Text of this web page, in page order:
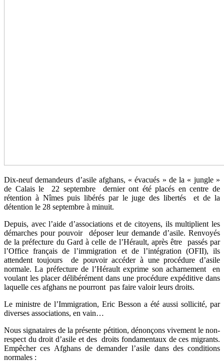
Dix-neuf demandeurs d’asile afghans, « évacués » de la « jungle »
de Calais le 22 septembre dernier ont été placés en centre de
rétention à Nîmes puis libérés par le juge des libertés et de la
détention le 28 septembre à minuit.
Depuis, avec l’aide d’associations et de citoyens, ils multiplient les
démarches pour pouvoir déposer leur demande d’asile. Renvoyés
de la préfecture du Gard à celle de l’Hérault, après être passés par
l’Office français de l’immigration et de l’intégration (OFII), ils
attendent toujours de pouvoir accéder à une procédure d’asile
normale. La préfecture de l’Hérault exprime son acharnement en
voulant les placer délibérément dans une procédure expéditive dans
laquelle ces afghans ne pourront pas faire valoir leurs droits.
Le ministre de l’Immigration, Eric Besson a été aussi sollicité, par
diverses associations, en vain…
Nous signataires de la présente pétition, dénonçons vivement le non-
respect du droit d’asile et des droits fondamentaux de ces migrants.
Empêcher ces Afghans de demander l’asile dans des conditions
normales :